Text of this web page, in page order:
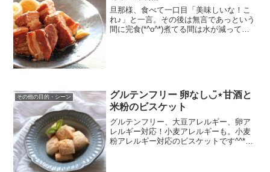
旦那様、食べて一口目「美味しいな！こ
れ♪」と一言。その後は無言であっという
間に完食(*^o^*)煮てる間は水が減ってる
その他の目的・シーン
グルテンフリー 卵なし◡̈⋆甘酒と
米粉のビスケット
グルテンフリー、大豆アレルギー、卵ア
レルギー対応！小麦アレルギーも。小麦
粉アレルギー対応のビスケットです^^*ザ